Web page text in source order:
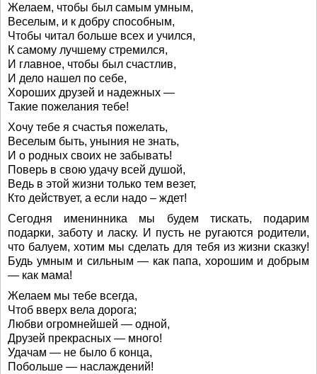
Желаем, чтобы был самым умным,
Веселым, и к добру способным,
Чтобы читал больше всех и учился,
К самому лучшему стремился,
И главное, чтобы был счастлив,
И дело нашел по себе,
Хороших друзей и надежных —
Такие пожелания тебе!
Хочу тебе я счастья пожелать,
Веселым быть, уныния не знать,
И о родных своих не забывать!
Поверь в свою удачу всей душой,
Ведь в этой жизни только тем везет,
Кто действует, а если надо – ждет!
Сегодня именинника мы будем тискать, подарим
подарки, заботу и ласку. И пусть не ругаются родители,
что балуем, хотим мы сделать для тебя из жизни сказку!
Будь умным и сильным — как папа, хорошим и добрым
— как мама!
Желаем мы тебе всегда,
Чтоб вверх вела дорога;
Любви огромнейшей — одной,
Друзей прекрасных — много!
Удачам — не было б конца,
Побольше — наслаждений!